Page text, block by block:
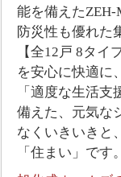
能を備えた
防災性も優れた
【全12戸 8タ
を安心に快適に
「適度な生活
備えた、元気な
なくいきいきと
「住まい」です。